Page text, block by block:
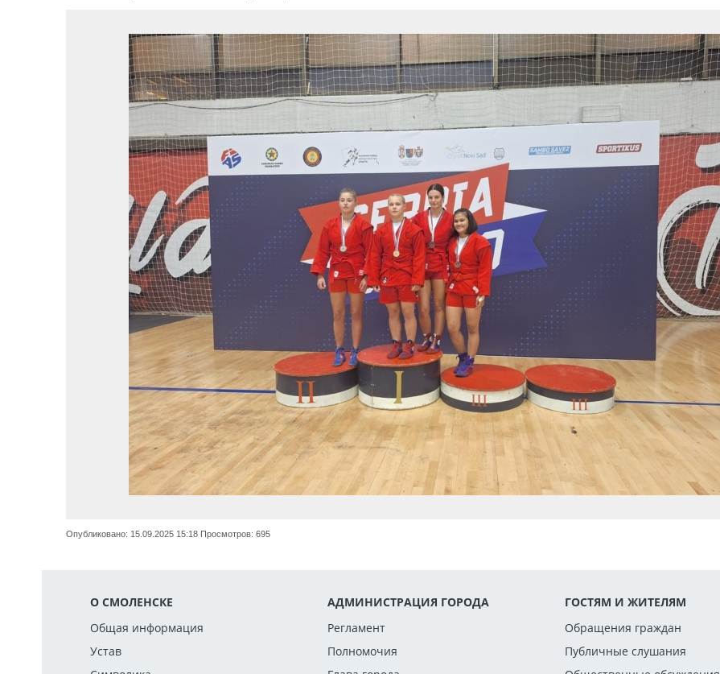
Опубликовано: 15.09.2025 15:18 Просмотров: 695
О СМОЛЕНСКЕ
Общая информация
Устав
АДМИНИСТРАЦИЯ ГОРОДА
Регламент
Полномочия
ГОСТЯМ И ЖИТЕЛЯМ
Обращения граждан
Публичные слушания